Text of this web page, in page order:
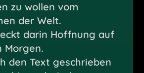
zu wollen vom
der Welt.
darin Hoffnung auf
Morgen.
den Text geschrieben